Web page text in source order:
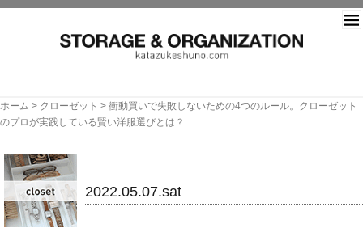
ホーム > クローゼット > 衝動買いで失敗しないための4つのルール。クローゼット
のプロが実践している賢い洋服選びとは？
2022.05.07.sat